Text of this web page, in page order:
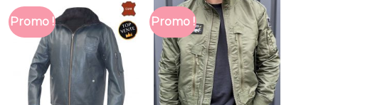
Promo ! Promo !